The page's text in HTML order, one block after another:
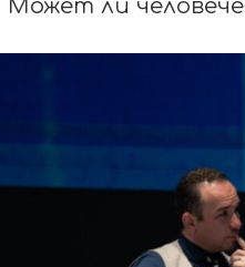
Может ли